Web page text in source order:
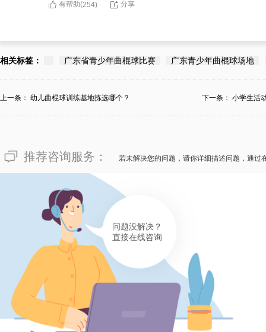
有帮助(254) 分享
相关标签： 广东省青少年曲棍球比赛 广东青少年曲棍球场地
上一条： 幼儿曲棍球训练基地拣选哪个？ 下一条： 小学生活
推荐咨询服务： 若未解决您的问题，请你详细描述问题，通过
问题没解决？
直接在线咨询